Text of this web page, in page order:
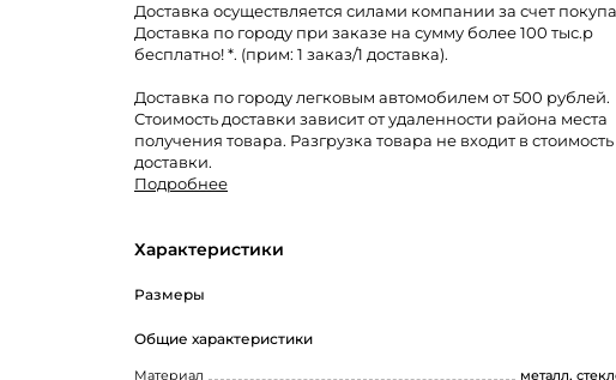
Доставка осуществляется силами компании за счет
Доставка по городу при заказе на сумму более 100 тыс.р
бесплатно! *. (прим: 1 заказ/1 доставка).
Доставка по городу легковым автомобилем от 500 рублей.
Стоимость доставки зависит от удаленности района места
получения товара. Разгрузка товара не входит в стоимость
доставки.
Подробнее
Характеристики
Размеры
Общие характеристики
Материал металл,